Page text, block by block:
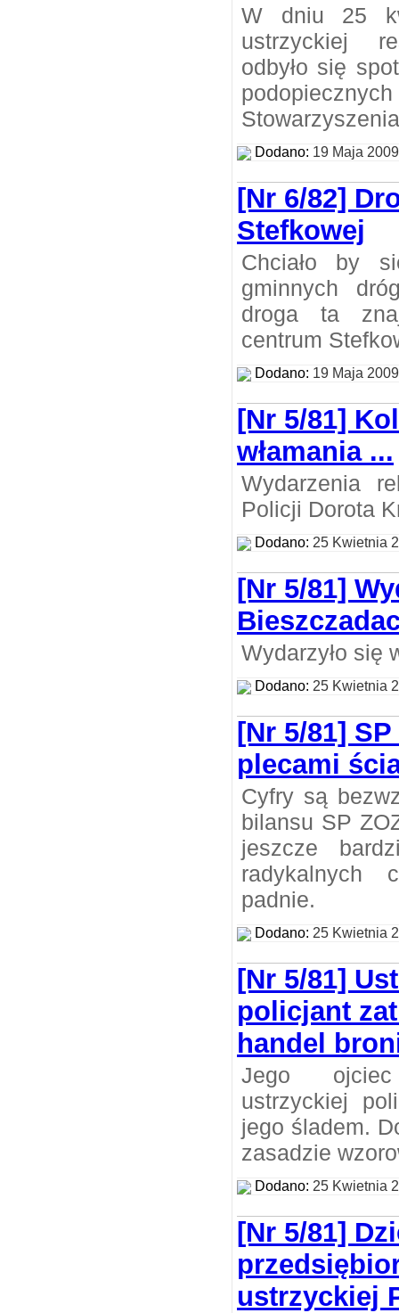
W dniu 25
ustrzyckiej
odbyło się
Dodano: 19 Maja 2009
[Nr 6/82]
Stefkowej
Chciało by
gminnych
droga ta
centrum
Dodano: 19 Maja 2009
[Nr 5/81]
włamania ...
Wydarzenia
Policji Dorota
Dodano: 25 Kwietnia
[Nr 5/81]
Wydarzyło się
Dodano: 25 Kwietnia
[Nr 5/81]
plecami
Cyfry są
bilansu SP
jeszcze
radykalnych
padnie.
Dodano: 25 Kwietnia
[Nr 5/81]
policjant
handel
Jego
ustrzyckiej
jego śladem.
zasadzie
Dodano: 25 Kwietnia
[Nr 5/81]
ustrzyckiej